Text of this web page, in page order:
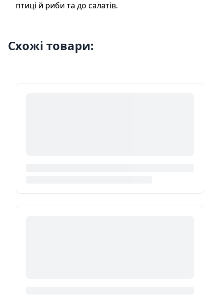
птиці й риби та до салатів.
Схожі товари: